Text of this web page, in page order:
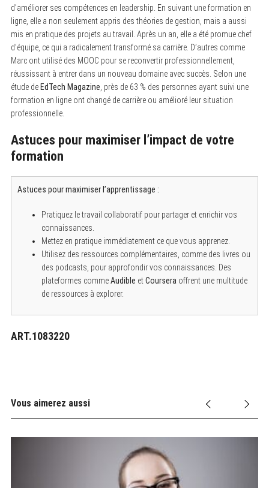
d’améliorer ses compétences en leadership. En suivant une formation en
ligne, elle a non seulement appris des théories de gestion, mais a aussi
mis en pratique des projets au travail. Après un an, elle a été promue chef
d’équipe, ce qui a radicalement transformé sa carrière. D’autres comme
Marc ont utilisé des MOOC pour se reconvertir professionnellement,
réussissant à entrer dans un nouveau domaine avec succès. Selon une
étude de EdTech Magazine , près de 63 % des personnes ayant suivi une
formation en ligne ont changé de carrière ou amélioré leur situation
professionnelle.
Astuces pour maximiser l’impact de votre
formation
Astuces pour maximiser l’apprentissage :
Pratiquez le travail collaboratif pour partager et enrichir vos
connaissances.
Mettez en pratique immédiatement ce que vous apprenez.
Utilisez des ressources complémentaires, comme des livres ou
des podcasts, pour approfondir vos connaissances. Des
plateformes commeAudible etCoursera offrent une multitude
de ressources à explorer.
ART.1083220
Vous aimerez aussi